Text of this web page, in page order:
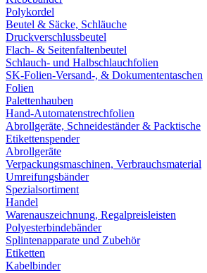
Polykordel
Beutel & Säcke, Schläuche
Druckverschlussbeutel
Flach- & Seitenfaltenbeutel
Schlauch- und Halbschlauchfolien
SK-Folien-Versand-, & Dokumententaschen
Folien
Palettenhauben
Hand-Automatenstrechfolien
Abrollgeräte, Schneideständer & Packtische
Etikettenspender
Abrollgeräte
Verpackungsmaschinen, Verbrauchsmaterial
Umreifungsbänder
Spezialsortiment
Handel
Warenauszeichnung, Regalpreisleisten
Polyesterbindebänder
Splintenapparate und Zubehör
Etiketten
Kabelbinder